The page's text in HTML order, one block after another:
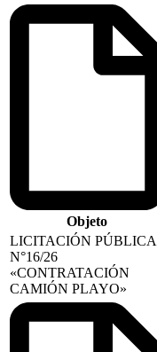
Objeto
LICITACIÓN PÚBLICA
N°16/26
«CONTRATACIÓN
CAMIÓN PLAYO»